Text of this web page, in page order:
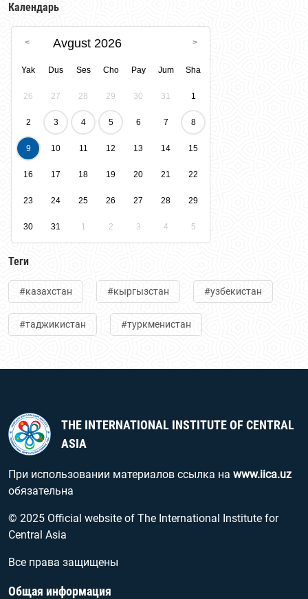
Календарь
Avgust 2026
Yak Dus Ses Cho Pay Jum Sha
26 27 28 29 30 31 1
2 3 4 5 6 7 8
9 10 11 12 13 14 15
16 17 18 19 20 21 22
23 24 25 26 27 28 29
30 31 1 2 3 4 5
Теги
#казахстан #кыргызстан #узбекистан
#таджикистан #туркменистан
THE INTERNATIONAL INSTITUTE OF CENTRAL
ASIA
При использовании материалов ссылка на www.iica.uz
обязательна
© 2025 Official website of The International Institute for
Central Asia
Все права защищены
Общая информация